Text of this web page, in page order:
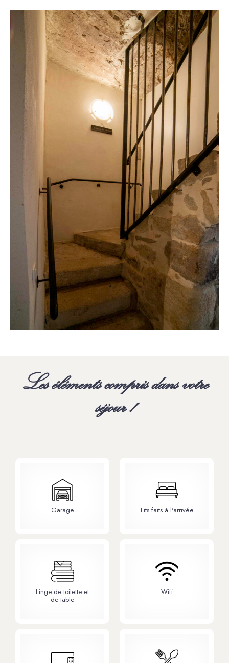
Les éléments compris dans votre
séjour !
Garage Lits faits à l'arrivée
Linge de toilette et
de table
Wifi